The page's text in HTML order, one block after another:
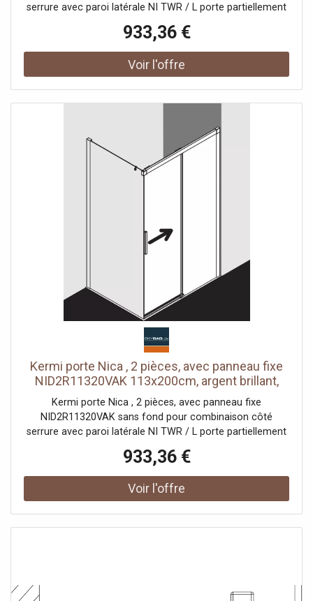
serrure avec paroi latérale NI TWR / L porte partiellement
ouverture d'un côté avec un champ fixe Vitrage avec
verre de sécurité trempé 6 mm selon DIN EN 12150 en
option avec revêtement facile d'entretien Profils en
aluminium anodisé Poignées métalliques Possibilité de
et de fermeture en douceur peut être pivoté vers
l'intérieur pour le Reinigung rouleaux de roulement à billes
joint en bande continue et profils d'étanchéité bande
d'étanchéité horizontale avec effet de rebond de l'eau
avec matériel de fixation testé selon DIN EN 14428 (CE) et
PPP 53005 (TÜV / GS)
933,36 €
Kermi porte Nica , 2 pièces, avec panneau fixe
NID2R11320VAK 113x200cm, argent brillant,
verre de sécurité trempé, à droite, sur la zone
de douche
Kermi porte Nica , 2 pièces, avec panneau fixe
NID2R11320VAK sans fond pour combinaison côté
serrure avec paroi latérale NI TWR / L porte partiellement
ouverture d'un côté avec un champ fixe Vitrage avec
verre de sécurité trempé 6 mm selon DIN EN 12150 en
option avec revêtement facile d'entretien Profils en
aluminium anodisé Poignées métalliques Possibilité de
d'étanchéité horizontale avec effet de rebond de l'eau
933,36 €